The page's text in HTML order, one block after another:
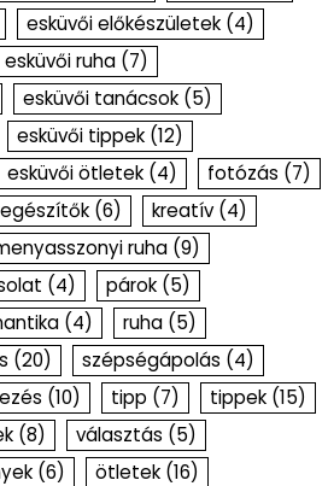
esküvői előkészületek (4)
esküvői ruha (7)
esküvői tanácsok (5)
esküvői tippek (12)
esküvői ötletek (4) fotózás (7)
(6) kreatív(4)
ruha (9)
(4) párok (5)
(4) ruha (5)
(20) szépségápolás (4)
(10) tipp (7) tippek (15)
(8) választás (5)
(6) ötletek (16)